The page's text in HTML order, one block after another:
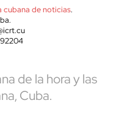
cubana de noticias.
de la hora y las
Cuba.